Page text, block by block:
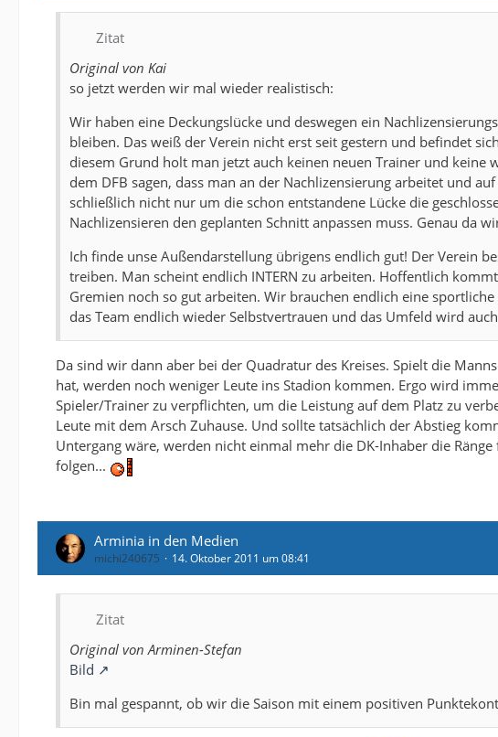
Zitat
Original von Kai
so jetzt werden wir mal wieder realistisch:
Wir haben eine Deckungslücke und deswegen ein
bleiben. Das weiß der Verein nicht erst seit gestern und befindet
diesem Grund holt man jetzt auch keinen neuen Trainer und keine
dem DFB sagen, dass man an der Nachlizensierung arbeitet und
schließlich nicht nur um die schon entstandene Lücke die
Nachlizensieren den geplanten Schnitt anpassen muss. Genau da
Ich finde unse Außendarstellung übrigens endlich gut! Der Verein
treiben. Man scheint endlich INTERN zu arbeiten. Hoffentlich
Gremien noch so gut arbeiten. Wir brauchen endlich eine
das Team endlich wieder Selbstvertrauen und das Umfeld wird
Da sind wir dann aber bei der Quadratur des Kreises. Spielt die
hat, werden noch weniger Leute ins Stadion kommen. Ergo wird
Spieler/Trainer zu verpflichten, um die Leistung auf dem Platz zu
Leute mit dem Arsch Zuhause. Und sollte tatsächlich der Abstieg
Untergang wäre, werden nicht einmal mehr die DK-Inhaber die
folgen...
Arminia in den Medien
michi240675 14. Oktober 2011 um 08:41
Zitat
Original von Arminen-Stefan
Bild
Bin mal gespannt, ob wir die Saison mit einem positiven